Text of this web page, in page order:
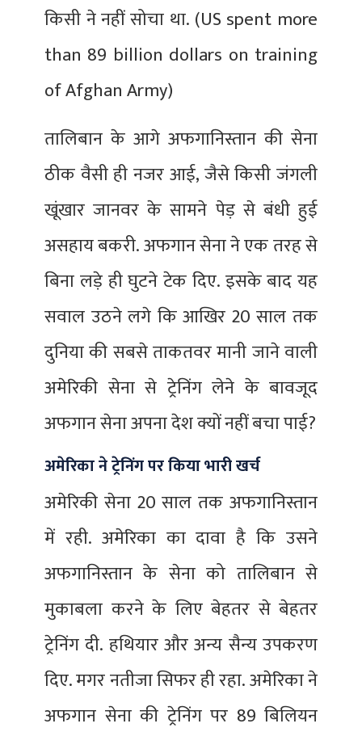
किसी ने नहीं सोचा था. (US spent more
than 89 billion dollars on training
of Afghan Army)
तालिबान के आगे अफगानिस्तान की सेना
ठीक वैसी ही नजर आई, जैसे किसी जंगली
खूंखार जानवर के सामने पेड़ से बंधी हुई
असहाय बकरी. अफगान सेना ने एक तरह से
बिना लड़े ही घुटने टेक दिए. इसके बाद यह
सवाल उठने लगे कि आखिर 20 साल तक
दुनिया की सबसे ताकतवर मानी जाने वाली
अमेरिकी सेना से ट्रेनिंग लेने के बावजूद
अफगान सेना अपना देश क्यों नहीं बचा पाई?
अमेरिका ने ट्रेनिंग पर किया भारी खर्च
अमेरिकी सेना 20 साल तक अफगानिस्तान
में रही. अमेरिका का दावा है कि उसने
अफगानिस्तान के सेना को तालिबान से
मुकाबला करने के लिए बेहतर से बेहतर
ट्रेनिंग दी. हथियार और अन्य सैन्य उपकरण
दिए. मगर नतीजा सिफर ही रहा. अमेरिका ने
अफगान सेना की ट्रेनिंग पर 89 बिलियन